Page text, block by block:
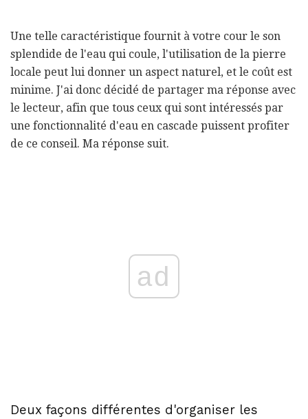
Une telle caractéristique fournit à votre cour le son
splendide de l'eau qui coule, l'utilisation de la pierre
locale peut lui donner un aspect naturel, et le coût est
minime. J'ai donc décidé de partager ma réponse avec
le lecteur, afin que tous ceux qui sont intéressés par
une fonctionnalité d'eau en cascade puissent profiter
de ce conseil. Ma réponse suit.
ad
Deux façons différentes d'organiser les